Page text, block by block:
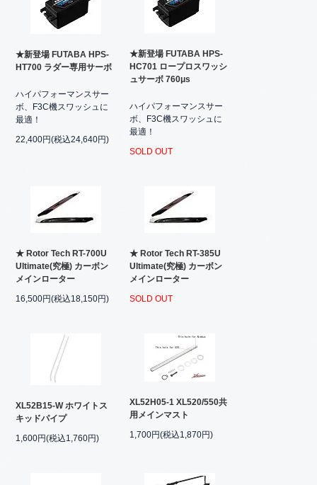
★新登場 FUTABA HPS-
HT700 ラダー専用サーボ
ハイパフォーマンスサー
ボ、F3C機スワッシュに
最適！
22,400円(税込24,640円)
★新登場 FUTABA HPS-
HC701 ロープロスワッシ
ュサーボ 760μs
ハイパフォーマンスサー
ボ、F3C機スワッシュに
最適！
SOLD OUT
★ Rotor Tech RT-700U
Ultimate(究極) カーボン
メインローター
16,500円(税込18,150円)
★ Rotor Tech RT-385U
Ultimate(究極) カーボン
メインローター
SOLD OUT
XL52B15-W ホワイトス
キッドパイプ
1,600円(税込1,760円)
XL52H05-1 XL520/550共
用メインマスト
1,700円(税込1,870円)